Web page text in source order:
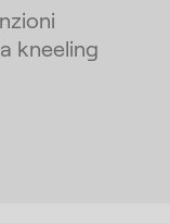
kneeling